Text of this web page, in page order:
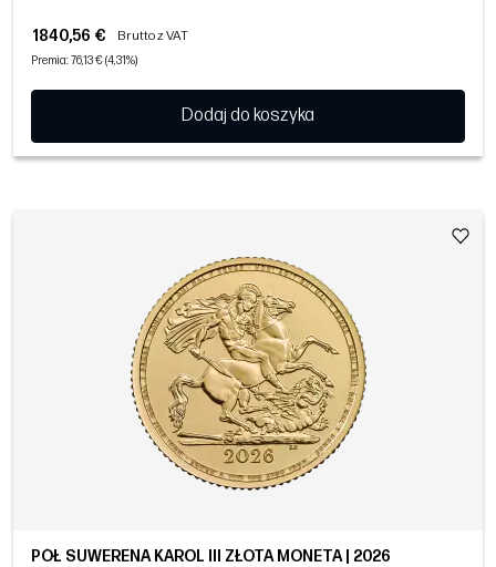
1840,56 € Brutto z VAT
Premia: 76,13 € (4,31%)
Dodaj do koszyka
PÓŁ SUWERENA KAROL III ZŁOTA MONETA | 2026